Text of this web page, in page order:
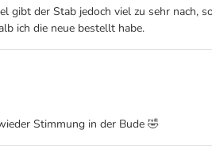
der Stab jedoch viel zu sehr nach,
ich die neue bestellt habe.
Stimmung in der Bude 🤣